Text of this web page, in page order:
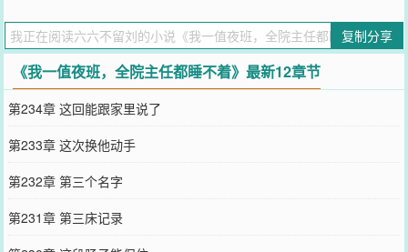
\n【死亡倒计时：42分钟。】\n上级让他别折腾，护士劝他别担责，
病人家属骂他小题大做。\n林野却一通电话打醒了心外主任。\n从那
晚开始，市一院流传一句话：\n白天可以不认识林野，夜里千万别关
机。\n因为他一值夜班，全院主任都睡不着。
您要是觉得《 我一值夜班，全院主任都睡不着
记向您QQ群和微博微信里的朋友推荐哦！
复制分享
《我一值夜班，全院主任都睡不着》最新12章节
第234章 这回能跟家里说了
第233章 这次换他动手
第232章 第三个名字
第231章 第三床记录